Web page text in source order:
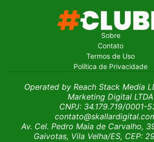
Sobre
Contato
Termos de Uso
Política de Privacidade
Operated by Reach Stack Media
Marketing Digital LTDA
CNPJ: 34.179.719/0001-
Av. Cel. Pedro Maia de Carvalho,
Gaivotas, Vila Velha/ES, CEP: